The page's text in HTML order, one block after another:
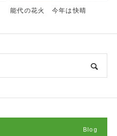
能代の花火 今年は快晴
Blog